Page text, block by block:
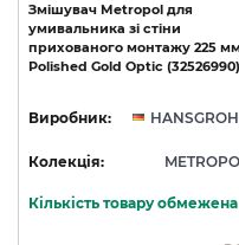
Змішувач Metropol для
умивальника зі стіни
прихованого монтажу 225
Polished Gold Optic (32526990)
Виробник:
Колекція:
Кількість товару обмежена